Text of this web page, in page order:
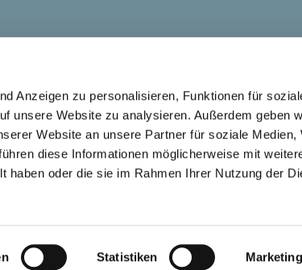
Anzeigen zu personalisieren, Funktionen für
unsere Website zu analysieren. Außerdem geben
Website an unsere Partner für soziale Medien,
diese Informationen möglicherweise mit
haben oder die sie im Rahmen Ihrer Nutzung der
Statistiken Marketing
Ev. St. Petri-Pauli Kirchengemeinde Soest
Kontaktinformationen Impressum